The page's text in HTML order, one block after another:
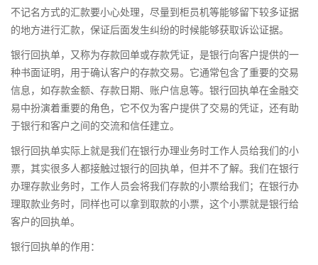
不记名方式的汇款要小心处理，尽量到柜员机等能够留下较多证据
的地方进行汇款，保证后面发生纠纷的时候能够获取诉讼证据。
银行回执单，又称为存款回单或存款凭证，是银行向客户提供的一
种书面证明，用于确认客户的存款交易。它通常包含了重要的交易
信息，如存款金额、存款日期、账户信息等。银行回执单在金融交
易中扮演着重要的角色，它不仅为客户提供了交易的凭证，还有助
于银行和客户之间的交流和信任建立。
银行回执单实际上就是我们在银行办理业务时工作人员给我们的小
票，其实很多人都接触过银行的回执单，但并不了解。我们在银行
办理存款业务时，工作人员会将我们存款的小票给我们；在银行办
理取款业务时，同样也可以拿到取款的小票，这个小票就是银行给
客户的回执单。
银行回执单的作用：